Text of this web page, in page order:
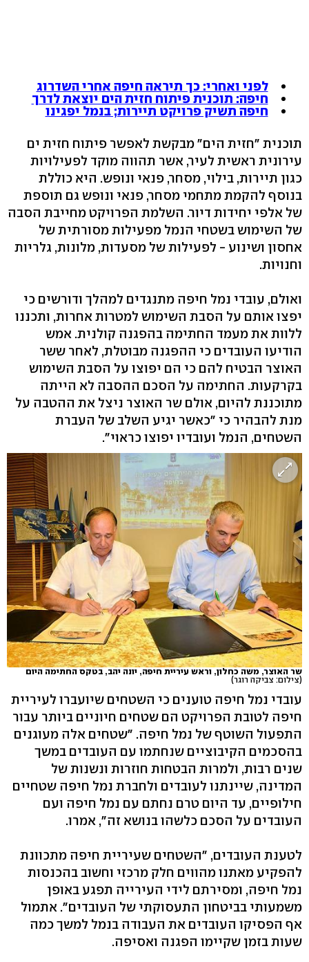
לפני ואחרי: כך תיראה חיפה אחרי השדרוג
חיפה: תוכנית פיתוח חזית הים יוצאת לדרך
חיפה תשיק פרויקט תיירות; בנמל יפגינו
תוכנית "חזית הים" מבקשת לאפשר פיתוח חזית ים
עירונית ראשית לעיר, אשר תהווה מוקד לפעילויות
כגון תיירות, בילוי, מסחר, פנאי ונופש. היא כוללת
בנוסף להקמת מתחמי מסחר, פנאי ונופש גם תוספת
של אלפי יחידות דיור. השלמת הפרויקט מחייבת הסבה
של השימוש בשטחי הנמל מפעילות מסורתית של
אחסון ושינוע - לפעילות של מסעדות, מלונות, גלריות
וחנויות.
ואולם, עובדי נמל חיפה מתנגדים למהלך ודורשים כי
יפצו אותם על הסבת השימוש למטרות אחרות, ותכננו
ללוות את מעמד החתימה בהפגנה קולנית. אמש
הודיעו העובדים כי ההפגנה מבוטלת, לאחר ששר
האוצר הבטיח להם כי הם יפוצו על הסבת השימוש
בקרקעות. החתימה על הסכם ההסבה לא הייתה
מתוכננת להיום, אולם שר האוצר ניצל את ההטבה על
מנת להבהיר כי "כאשר יגיע השלב של העברת
השטחים, הנמל ועובדיו יפוצו כראוי".
שר האוצר, משה כחלון, וראש עיריית חיפה, יונה יהב, בטקס החתימה היום
(צילום: צביקה רוגר)
עובדי נמל חיפה טוענים כי השטחים שיועברו לעיריית
חיפה לטובת הפרויקט הם שטחים חיוניים ביותר עבור
התפעול השוטף של נמל חיפה. "שטחים אלה מעוגנים
בהסכמים הקיבוציים שנחתמו עם העובדים במשך
שנים רבות, ולמרות הבטחות חוזרות ונשנות של
המדינה, שיינתנו לעובדים ולחברת נמל חיפה שטחיים
חילופיים, עד היום טרם נחתם עם נמל חיפה ועם
העובדים על הסכם כלשהו בנושא זה", אמרו.
לטענת העובדים, "השטחים שעיריית חיפה מתכוונת
להפקיע מאתנו מהווים חלק מרכזי וחשוב בהכנסות
נמל חיפה, ומסירתם לידי העירייה תפגע באופן
משמעותי בביטחון התעסוקתי של העובדים". אתמול
אף הפסיקו העובדים את העבודה בנמל למשך כמה
שעות בזמן שקיימו הפגנה ואסיפה.